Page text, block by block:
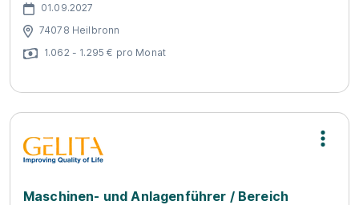
01.09.2027
74078 Heilbronn
1.062 - 1.295 € pro Monat
Maschinen- und Anlagenführer / Bereich